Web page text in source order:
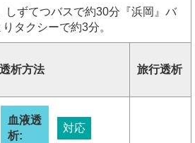
しずてつバスで約30分『浜岡』バ
タクシーで約3分。
透析方法 旅行透析
血液透
析:
対応